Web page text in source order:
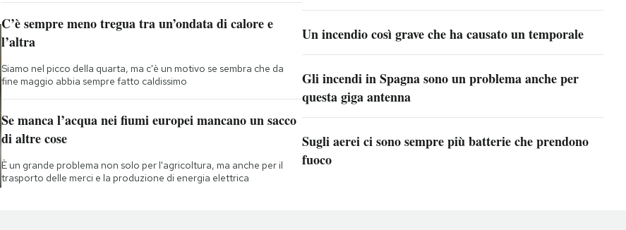
C’è sempre meno tregua tra un’ondata di calore e
l’altra
Siamo nel picco della quarta, ma c'è un motivo se sembra che da
fine maggio abbia sempre fatto caldissimo
Se manca l’acqua nei fiumi europei mancano un sacco
di altre cose
È un grande problema non solo per l'agricoltura, ma anche per il
trasporto delle merci e la produzione di energia elettrica
Un incendio così grave che ha causato un temporale
Gli incendi in Spagna sono un problema anche per
questa giga antenna
Sugli aerei ci sono sempre più batterie che prendono
fuoco